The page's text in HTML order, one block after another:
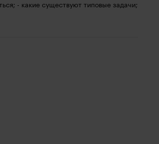
- какие существуют типовые задачи;